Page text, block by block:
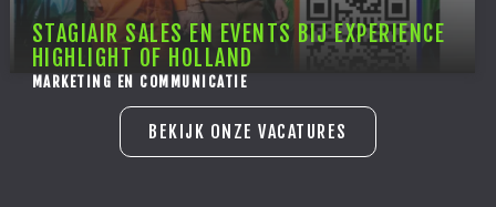
STAGIAIR SALES EN EVENTS BIJ EXPERIENCE
HIGHLIGHT OF HOLLAND
MARKETING EN COMMUNICATIE
BEKIJK ONZE VACATURES